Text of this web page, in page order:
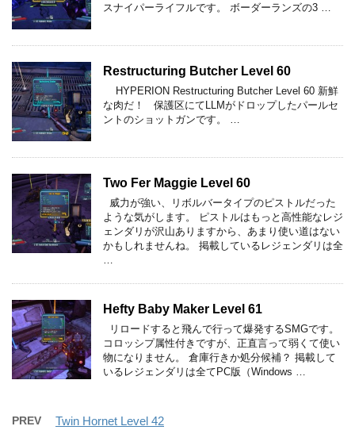
スナイパーライフルです。 ボーダーランズの3 …
Restructuring Butcher Level 60
HYPERION Restructuring Butcher Level 60 新鮮
な肉だ！ 保護区にてLLMがドロップしたパールセ
ントのショットガンです。 …
Two Fer Maggie Level 60
威力が強い、リボルバータイプのピストルだった
ような気がします。 ピストルはもっと高性能なレジ
ェンダリが沢山ありますから、あまり使い道はない
かもしれませんね。 掲載しているレジェンダリは全
Hefty Baby Maker Level 61
リロードすると飛んで行って爆発するSMGです。
コロッシプ属性付きですが、正直言って弱くて使い
物になりません。 倉庫行きか処分候補？ 掲載して
いるレジェンダリは全てPC版（Windows …
PREV Twin Hornet Level 42